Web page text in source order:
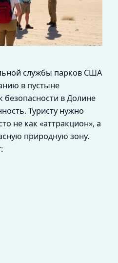
службы парков США
в пустыне
в Долине
Туристу нужно
не как «аттракцион», а
природную зону.